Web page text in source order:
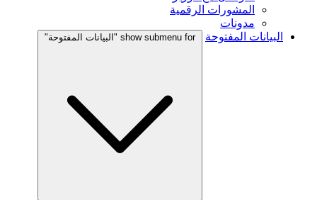
المشورات الرقمية
مدونات
البيانات المفتوحة
show submenu for "البيانات المفتوحة"